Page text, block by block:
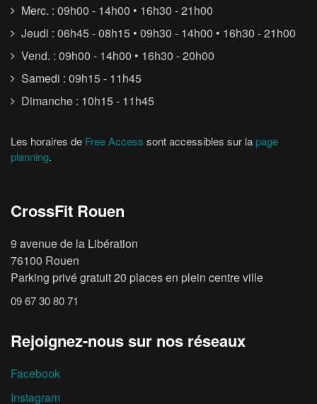
Merc. : 09h00 - 14h00 • 16h30 - 21h00
Jeudi : 06h45 - 08h15 • 09h30 - 14h00 • 16h30 - 21h00
Vend. : 09h00 - 14h00 • 16h30 - 20h00
Samedi : 09h15 - 11h45
Dimanche : 10h15 - 11h45
Les horaires de Free Access sont accessibles sur la page
planning.
CrossFit Rouen
9 avenue de la Libération
76100 Rouen
Parking privé gratuit 20 places en plein centre ville
09 67 30 80 71
Rejoignez-nous sur nos réseaux
Facebook
Instagram